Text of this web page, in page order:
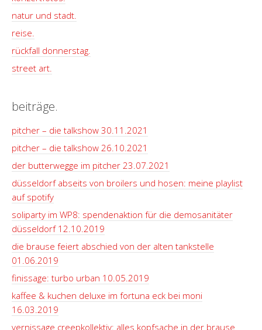
natur und stadt.
reise.
rückfall donnerstag.
street art.
beiträge.
pitcher – die talkshow 30.11.2021
pitcher – die talkshow 26.10.2021
der butterwegge im pitcher 23.07.2021
düsseldorf abseits von broilers und hosen: meine playlist
auf spotify
soliparty im WP8: spendenaktion für die demosanitäter
düsseldorf 12.10.2019
die brause feiert abschied von der alten tankstelle
01.06.2019
finissage: turbo urban 10.05.2019
kaffee & kuchen deluxe im fortuna eck bei moni
16.03.2019
vernissage creepkollektiv: alles kopfsache in der brause